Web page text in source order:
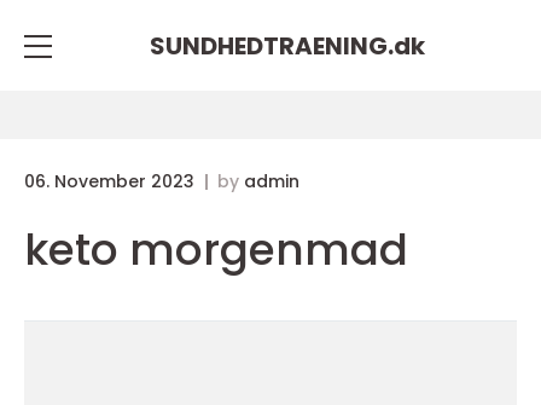
SUNDHEDTRAENING.dk
06. November 2023 by admin
keto morgenmad